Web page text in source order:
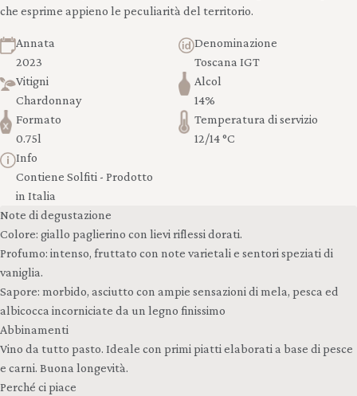
che esprime appieno le peculiarità del territorio.
Annata
2023
Denominazione
Toscana IGT
Vitigni
Chardonnay
Alcol
14%
Formato
0.75l
Temperatura di servizio
12/14 °C
Info
Contiene Solfiti - Prodotto
in Italia
Note di degustazione
Colore: giallo paglierino con lievi riflessi dorati.
Profumo: intenso, fruttato con note varietali e sentori speziati di
vaniglia.
Sapore: morbido, asciutto con ampie sensazioni di mela, pesca ed
albicocca incorniciate da un legno finissimo
Abbinamenti
Vino da tutto pasto. Ideale con primi piatti elaborati a base di pesce
e carni. Buona longevità.
Perché ci piace